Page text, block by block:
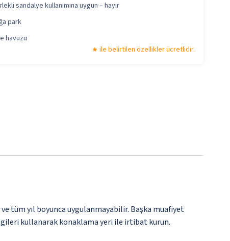
sandalye kullanımına uygun – hayır
park
havuzu
ile belirtilen özellikler ücretlidir.
tüm yıl boyunca uygulanmayabilir. Başka muafiyet
kullanarak konaklama yeri ile irtibat kurun.